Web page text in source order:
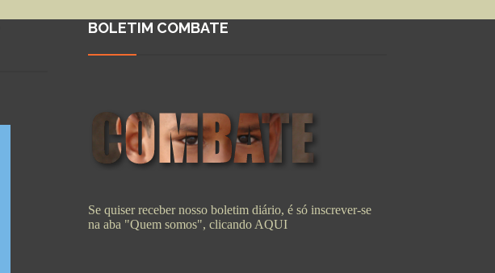
BOLETIM COMBATE
Se quiser receber nosso boletim diário, é só inscrever-se
na aba "Quem somos", clicando AQUI